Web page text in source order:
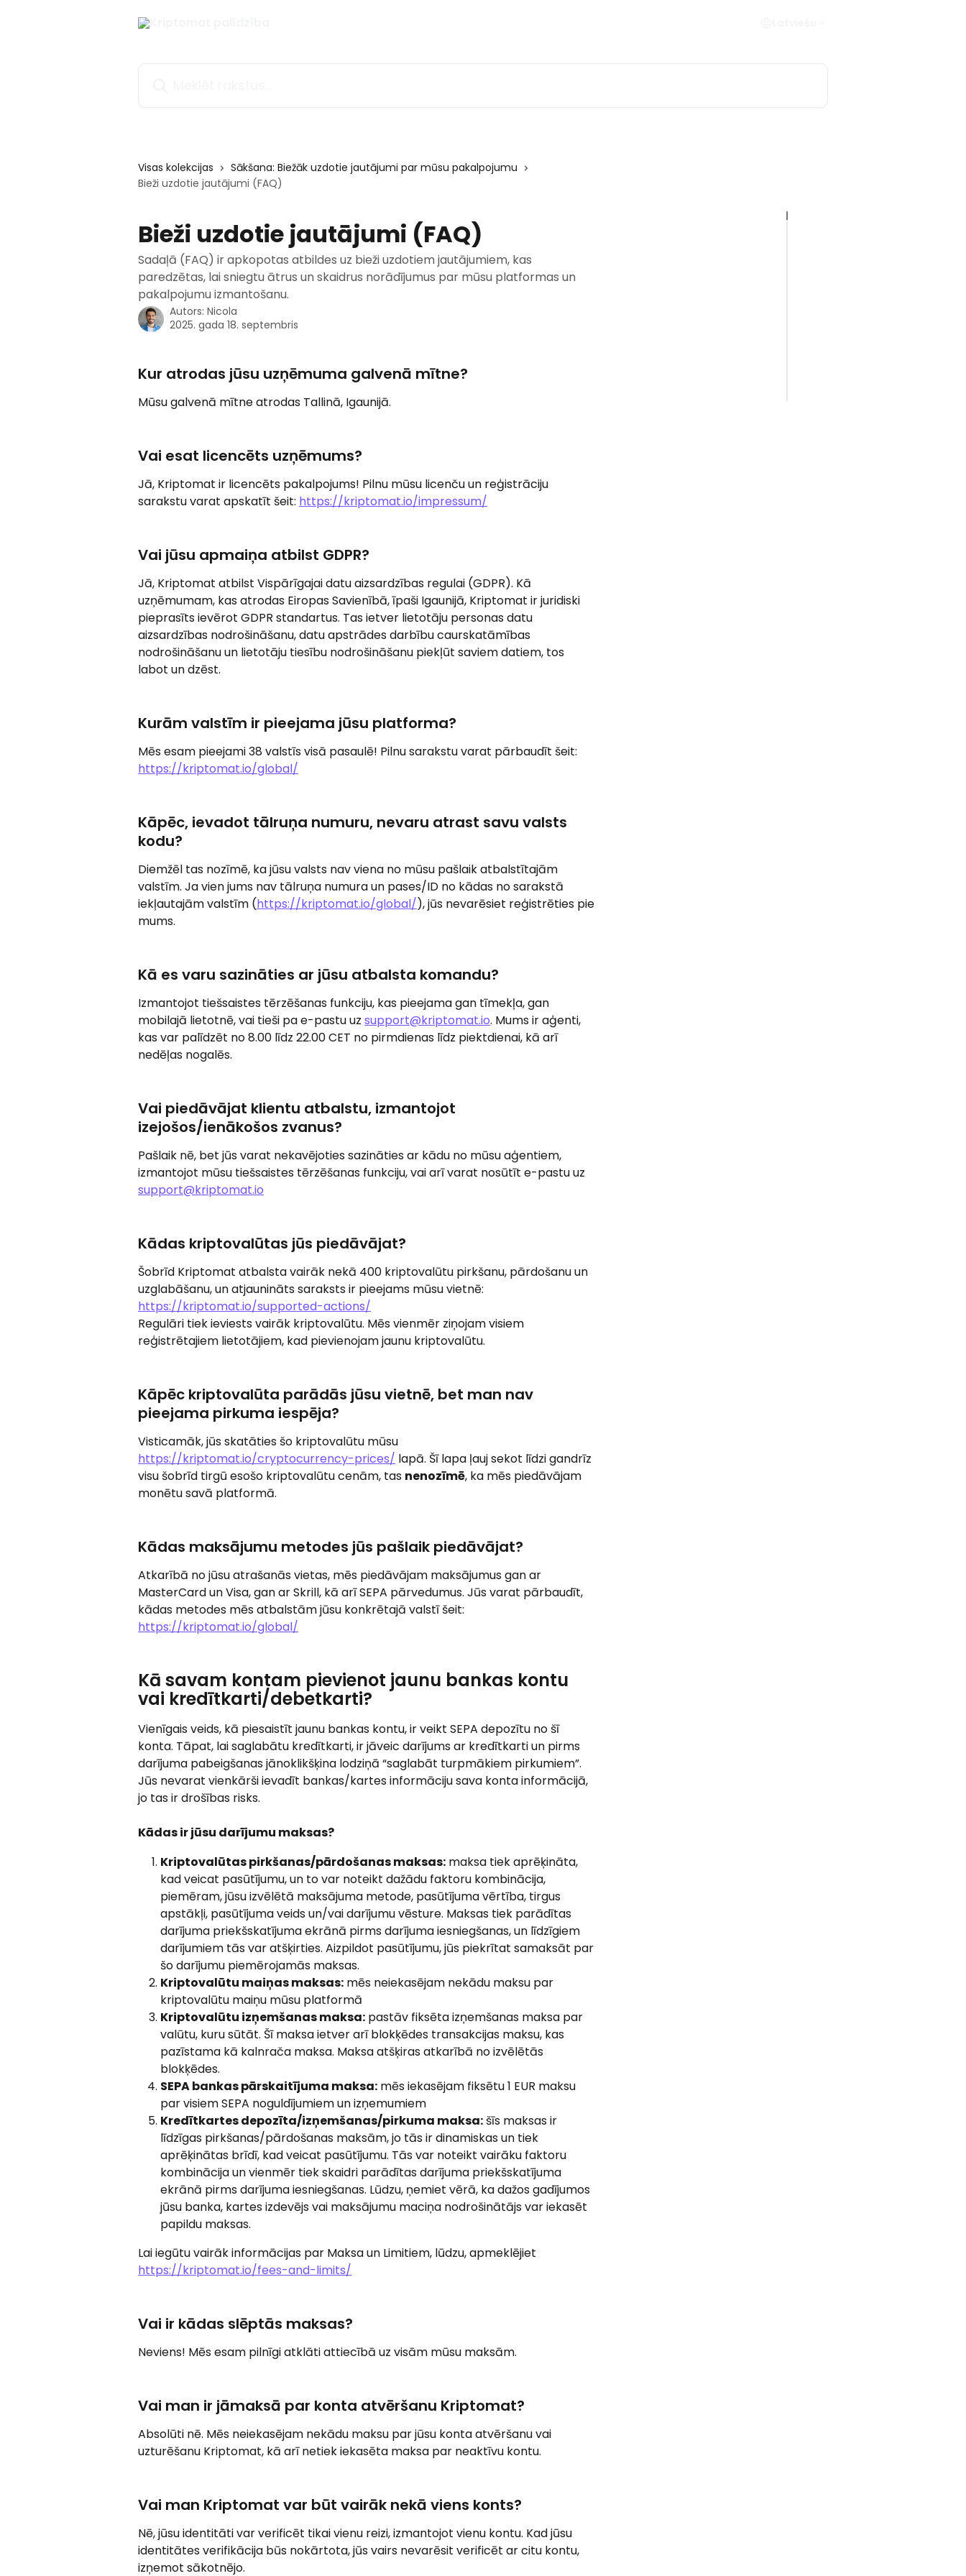
Visas kolekcijas
Sākšana: Biežāk uzdotie jautājumi par mūsu pakalpojumu
Bieži uzdotie jautājumi (FAQ)
Bieži uzdotie jautājumi (FAQ)
Sadaļā (FAQ) ir apkopotas atbildes uz bieži uzdotiem jautājumiem, kas
paredzētas, lai sniegtu ātrus un skaidrus norādījumus par mūsu platformas un
pakalpojumu izmantošanu.
Autors: Nicola
2025. gada 18. septembris
Kur atrodas jūsu uzņēmuma galvenā mītne?
Mūsu galvenā mītne atrodas Tallinā, Igaunijā.
Vai esat licencēts uzņēmums?
Jā, Kriptomat ir licencēts pakalpojums! Pilnu mūsu licenču un reģistrāciju
sarakstu varat apskatīt šeit: https://kriptomat.io/impressum/
Vai jūsu apmaiņa atbilst GDPR?
Jā, Kriptomat atbilst Vispārīgajai datu aizsardzības regulai (GDPR). Kā
uzņēmumam, kas atrodas Eiropas Savienībā, īpaši Igaunijā, Kriptomat ir juridiski
pieprasīts ievērot GDPR standartus. Tas ietver lietotāju personas datu
aizsardzības nodrošināšanu, datu apstrādes darbību caurskatāmības
nodrošināšanu un lietotāju tiesību nodrošināšanu piekļūt saviem datiem, tos
labot un dzēst.
Kurām valstīm ir pieejama jūsu platforma?
Mēs esam pieejami 38 valstīs visā pasaulē! Pilnu sarakstu varat pārbaudīt šeit:
https://kriptomat.io/global/
Kāpēc, ievadot tālruņa numuru, nevaru atrast savu valsts
kodu?
Diemžēl tas nozīmē, ka jūsu valsts nav viena no mūsu pašlaik atbalstītajām
valstīm. Ja vien jums nav tālruņa numura un pases/ID no kādas no sarakstā
iekļautajām valstīm (https://kriptomat.io/global/), jūs nevarēsiet reģistrēties pie
mums.
Kā es varu sazināties ar jūsu atbalsta komandu?
Izmantojot tiešsaistes tērzēšanas funkciju, kas pieejama gan tīmekļa, gan
mobilajā lietotnē, vai tieši pa e-pastu uz support@kriptomat.io. Mums ir aģenti,
kas var palīdzēt no 8.00 līdz 22.00 CET no pirmdienas līdz piektdienai, kā arī
nedēļas nogalēs.
Vai piedāvājat klientu atbalstu, izmantojot
izejošos/ienākošos zvanus?
Pašlaik nē, bet jūs varat nekavējoties sazināties ar kādu no mūsu aģentiem,
izmantojot mūsu tiešsaistes tērzēšanas funkciju, vai arī varat nosūtīt e-pastu uz
support@kriptomat.io
Kādas kriptovalūtas jūs piedāvājat?
Šobrīd Kriptomat atbalsta vairāk nekā 400 kriptovalūtu pirkšanu, pārdošanu un
uzglabāšanu, un atjaunināts saraksts ir pieejams mūsu vietnē:
https://kriptomat.io/supported-actions/
Regulāri tiek ieviests vairāk kriptovalūtu. Mēs vienmēr ziņojam visiem
reģistrētajiem lietotājiem, kad pievienojam jaunu kriptovalūtu.
Kāpēc kriptovalūta parādās jūsu vietnē, bet man nav
pieejama pirkuma iespēja?
Visticamāk, jūs skatāties šo kriptovalūtu mūsu
https://kriptomat.io/cryptocurrency-prices/ lapā. Šī lapa ļauj sekot līdzi gandrīz
visu šobrīd tirgū esošo kriptovalūtu cenām, tas nenozīmē, ka mēs piedāvājam
monētu savā platformā.
Kādas maksājumu metodes jūs pašlaik piedāvājat?
Atkarībā no jūsu atrašanās vietas, mēs piedāvājam maksājumus gan ar
MasterCard un Visa, gan ar Skrill, kā arī SEPA pārvedumus. Jūs varat pārbaudīt,
kādas metodes mēs atbalstām jūsu konkrētajā valstī šeit:
https://kriptomat.io/global/
Kā savam kontam pievienot jaunu bankas kontu
vai kredītkarti/debetkarti?
Vienīgais veids, kā piesaistīt jaunu bankas kontu, ir veikt SEPA depozītu no šī
konta. Tāpat, lai saglabātu kredītkarti, ir jāveic darījums ar kredītkarti un pirms
darījuma pabeigšanas jānoklikšķina lodziņā “saglabāt turpmākiem pirkumiem”.
Jūs nevarat vienkārši ievadīt bankas/kartes informāciju sava konta informācijā,
jo tas ir drošības risks.
Kādas ir jūsu darījumu maksas?
Kriptovalūtas pirkšanas/pārdošanas maksas: maksa tiek aprēķināta,
kad veicat pasūtījumu, un to var noteikt dažādu faktoru kombinācija,
piemēram, jūsu izvēlētā maksājuma metode, pasūtījuma vērtība, tirgus
apstākļi, pasūtījuma veids un/vai darījumu vēsture. Maksas tiek parādītas
darījuma priekšskatījuma ekrānā pirms darījuma iesniegšanas, un līdzīgiem
darījumiem tās var atšķirties. Aizpildot pasūtījumu, jūs piekrītat samaksāt par
šo darījumu piemērojamās maksas.
Kriptovalūtu maiņas maksas: mēs neiekasējam nekādu maksu par
kriptovalūtu maiņu mūsu platformā
Kriptovalūtu izņemšanas maksa: pastāv fiksēta izņemšanas maksa par
valūtu, kuru sūtāt. Šī maksa ietver arī blokķēdes transakcijas maksu, kas
pazīstama kā kalnrača maksa. Maksa atšķiras atkarībā no izvēlētās
blokķēdes.
SEPA bankas pārskaitījuma maksa: mēs iekasējam fiksētu 1 EUR maksu
par visiem SEPA noguldījumiem un izņemumiem
Kredītkartes depozīta/izņemšanas/pirkuma maksa: šīs maksas ir
līdzīgas pirkšanas/pārdošanas maksām, jo tās ir dinamiskas un tiek
aprēķinātas brīdī, kad veicat pasūtījumu. Tās var noteikt vairāku faktoru
kombinācija un vienmēr tiek skaidri parādītas darījuma priekšskatījuma
ekrānā pirms darījuma iesniegšanas. Lūdzu, ņemiet vērā, ka dažos gadījumos
jūsu banka, kartes izdevējs vai maksājumu maciņa nodrošinātājs var iekasēt
papildu maksas.
Lai iegūtu vairāk informācijas par Maksa un Limitiem, lūdzu, apmeklējiet
https://kriptomat.io/fees-and-limits/
Vai ir kādas slēptās maksas?
Neviens! Mēs esam pilnīgi atklāti attiecībā uz visām mūsu maksām.
Vai man ir jāmaksā par konta atvēršanu Kriptomat?
Absolūti nē. Mēs neiekasējam nekādu maksu par jūsu konta atvēršanu vai
uzturēšanu Kriptomat, kā arī netiek iekasēta maksa par neaktīvu kontu.
Vai man Kriptomat var būt vairāk nekā viens konts?
Nē, jūsu identitāti var verificēt tikai vienu reizi, izmantojot vienu kontu. Kad jūsu
identitātes verifikācija būs nokārtota, jūs vairs nevarēsit verificēt ar citu kontu,
izņemot sākotnējo.